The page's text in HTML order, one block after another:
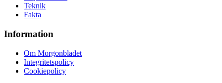
Teknik
Fakta
Information
Om Morgonbladet
Integritetspolicy
Cookiepolicy